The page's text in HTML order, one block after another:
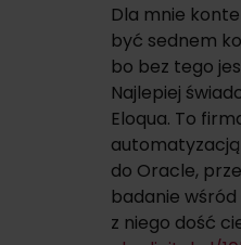
Dla mnie
być sednem
bo bez tego
Najlepiej
Eloqua. To
do Oracle,
badanie
z niego dość